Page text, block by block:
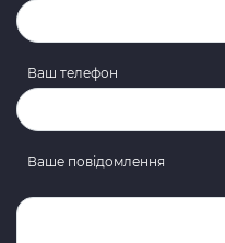
Ваш телефон
Ваше повідомлення